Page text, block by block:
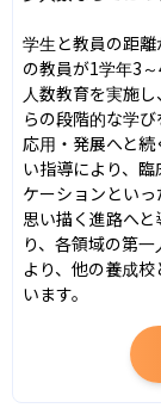
学生と教員の距
の教員が1学年3
人数教育を実施
らの段階的な学
応用・発展へと
い指導により、
ケーションとい
思い描く進路へ
り、各領域の第
より、他の養成
います。